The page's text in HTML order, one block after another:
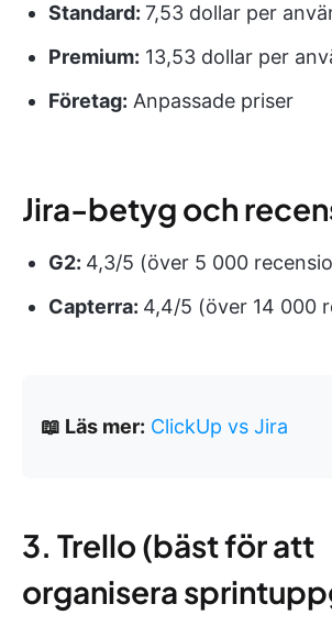
Standard: 7,53 dollar per
Premium: 13,53 dollar per
Företag: Anpassade priser
Jira-betyg och
G2: 4,3/5 (över 5 000
Capterra: 4,4/5 (över 14 000
📖 Läs mer: ClickUp vs Jira
3. Trello (bäst för att
organisera